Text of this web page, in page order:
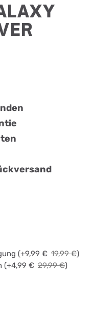
(+9,99 € 19,99€)
(+4,99 € 29,99€)